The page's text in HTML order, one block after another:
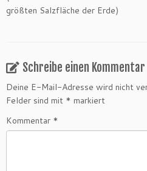
größten Salzfläche der Erde)
Schreibe einen Kommentar
Deine E-Mail-Adresse wird nicht
Felder sind mit * markiert
Kommentar *